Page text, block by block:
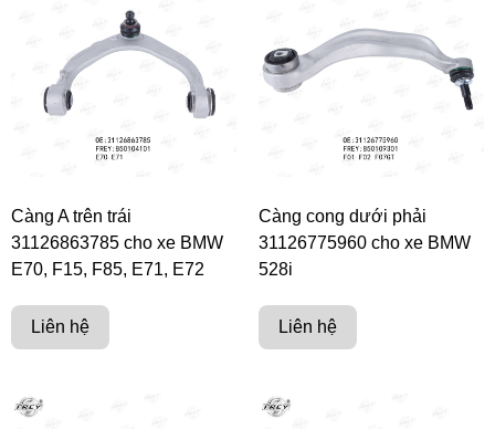
Càng A trên trái
31126863785 cho xe BMW
E70, F15, F85, E71, E72
Liên hệ
Càng cong dưới phải
31126775960 cho xe BMW
528i
Liên hệ